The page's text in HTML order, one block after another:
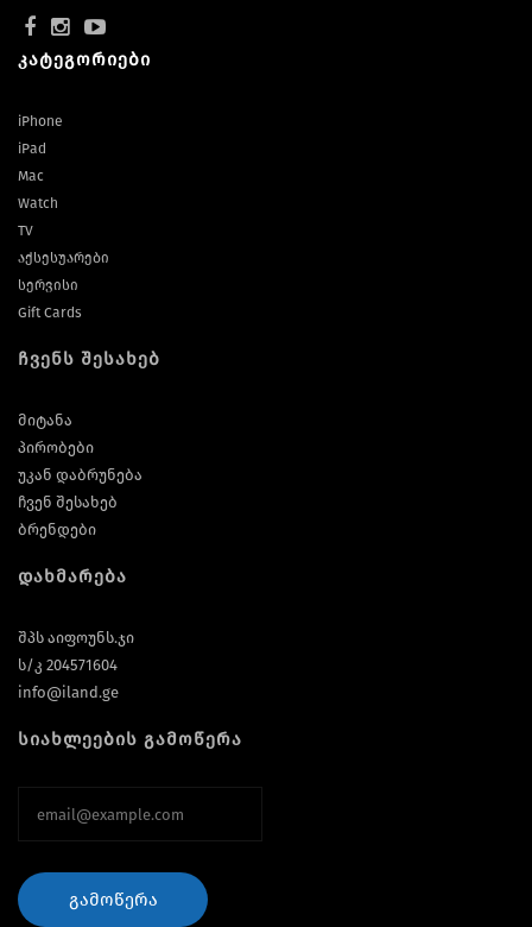
კატეგორიები
iPhone
iPad
Mac
Watch
TV
აქსესუარები
სერვისი
Gift Cards
ჩვენს შესახებ
მიტანა
პირობები
უკან დაბრუნება
ჩვენ შესახებ
ბრენდები
დახმარება
შპს აიფოუნს.ჯი
ს/კ 204571604
info@iland.ge
სიახლეების გამოწერა
ᲒᲐᲛᲝᲬᲔᲠᲐ